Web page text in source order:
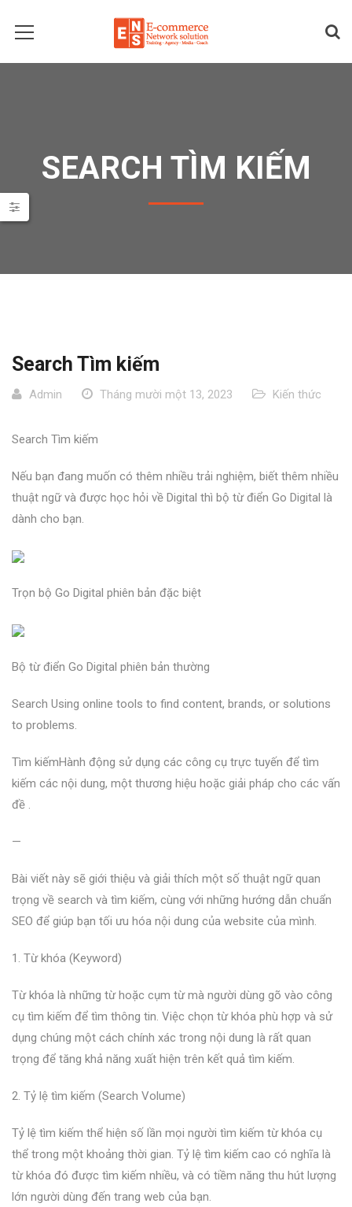
SEARCH TÌM KIẾM
Search Tìm kiếm
Admin Tháng mười một 13, 2023 Kiến thức
Search Tìm kiếm
Nếu bạn đang muốn có thêm nhiều trải nghiệm, biết thêm nhiều
thuật ngữ và được học hỏi về Digital thì bộ từ điển Go Digital là
dành cho bạn.
Trọn bộ Go Digital phiên bản đặc biệt
Bộ từ điển Go Digital phiên bản thường
Search Using online tools to find content, brands, or solutions
to problems.
Tìm kiếmHành động sử dụng các công cụ trực tuyến để tìm
kiếm các nội dung, một thương hiệu hoặc giải pháp cho các vấn
đề .
—
Bài viết này sẽ giới thiệu và giải thích một số thuật ngữ quan
trọng về search và tìm kiếm, cùng với những hướng dẫn chuẩn
SEO để giúp bạn tối ưu hóa nội dung của website của mình.
1. Từ khóa (Keyword)
Từ khóa là những từ hoặc cụm từ mà người dùng gõ vào công
cụ tìm kiếm để tìm thông tin. Việc chọn từ khóa phù hợp và sử
dụng chúng một cách chính xác trong nội dung là rất quan
trọng để tăng khả năng xuất hiện trên kết quả tìm kiếm.
2. Tỷ lệ tìm kiếm (Search Volume)
Tỷ lệ tìm kiếm thể hiện số lần mọi người tìm kiếm từ khóa cụ
thể trong một khoảng thời gian. Tỷ lệ tìm kiếm cao có nghĩa là
từ khóa đó được tìm kiếm nhiều, và có tiềm năng thu hút lượng
lớn người dùng đến trang web của bạn.